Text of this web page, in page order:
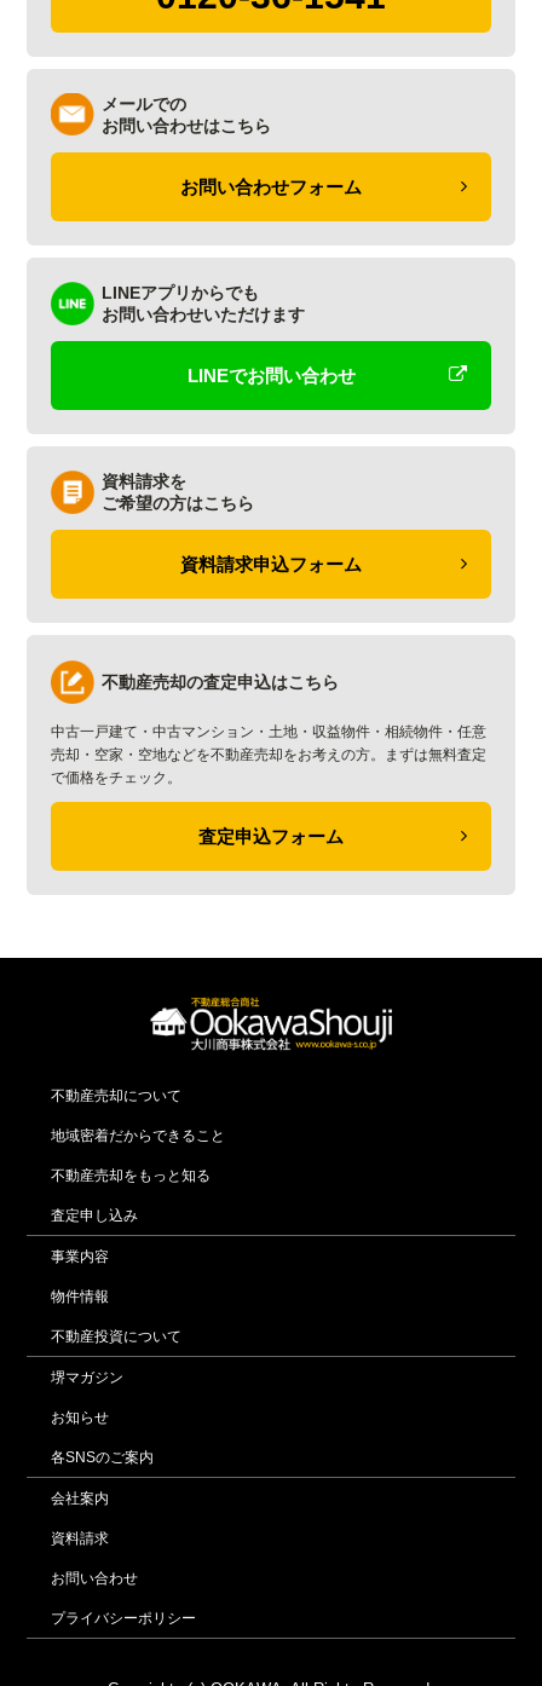
メールでの
お問い合わせはこちら
お問い合わせフォーム
LINEアプリからでも
お問い合わせいただけます
LINEでお問い合わせ
資料請求を
ご希望の方はこちら
資料請求申込フォーム
不動産売却の査定申込はこちら
中古一戸建て・中古マンション・土地・収益物件・相続物件・任意
売却・空家・空地などを不動産売却をお考えの方。まずは無料査定
で価格をチェック。
査定申込フォーム
不動産売却について
地域密着だからできること
不動産売却をもっと知る
査定申し込み
事業内容
物件情報
不動産投資について
堺マガジン
お知らせ
各SNSのご案内
会社案内
資料請求
お問い合わせ
プライバシーポリシー